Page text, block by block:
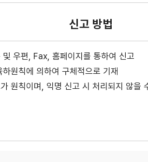
신고 방법
및 우편, Fax, 홈페이지를 통하여 신고
하원칙에 의하여 구체적으로 기재
원칙이며, 익명 신고 시 처리되지 않을